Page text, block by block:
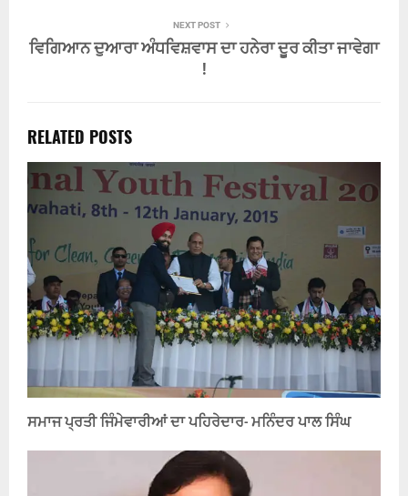
NEXT POST
ਵਿਗਿਆਨ ਦੁਆਰਾ ਅੰਧਵਿਸ਼ਵਾਸ ਦਾ ਹਨੇਰਾ ਦੂਰ ਕੀਤਾ ਜਾਵੇਗਾ
!
RELATED POSTS
ਸਮਾਜ ਪ੍ਰਤੀ ਜਿੰਮੇਵਾਰੀਆਂ ਦਾ ਪਹਿਰੇਦਾਰ- ਮਨਿੰਦਰ ਪਾਲ ਸਿੰਘ